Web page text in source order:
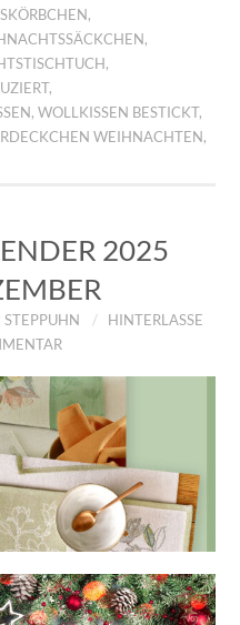
,
,
,
,
,WOLLKISSEN BESTICKT,
WEIHNACHTEN,
2025
STEPPUHN
HINTERLASSE